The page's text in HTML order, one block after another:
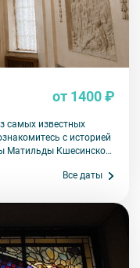
от 1400 ₽
самых известных
с историей
Матильды Кшесинской.
карьера, какая
Все даты